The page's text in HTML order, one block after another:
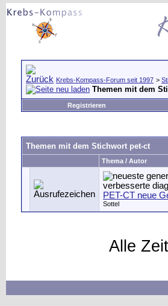
Krebs-Kompass-Forum seit 1997 >
Themen mit dem
Registrieren
Themen mit dem Stichwort pet-ct
Thema / Autor
PET-CT neue
Sottel
Alle